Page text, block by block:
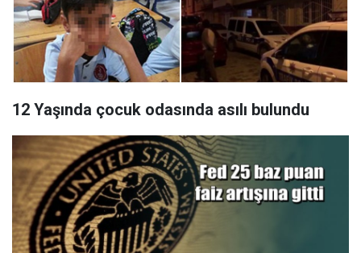
12 Yaşında çocuk odasında asılı bulundu